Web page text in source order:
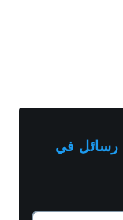
رسائل في